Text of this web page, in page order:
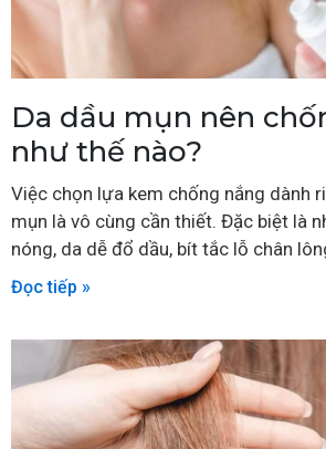
Da dầu mụn nên
như thế nào?
Việc chọn lựa kem chống nắng dành
mụn là vô cùng cần thiết. Đặc biệt là
nóng, da dễ đổ dầu, bít tắc lỗ chân
Đọc tiếp »